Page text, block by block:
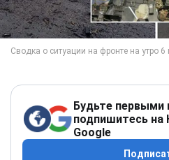
Будьте первыми
подпишитесь на
Google